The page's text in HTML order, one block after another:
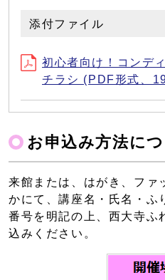
添付ファイル
初心者向け！コンデ
チラシ (PDF形式、
お申込み方法に
来館または、はがき、ファ
かにて、講座名・氏名・ふ
番号を明記の上、西大寺ふ
込みください。